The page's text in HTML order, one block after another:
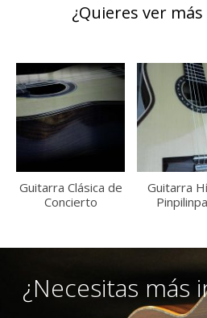
¿Quieres ver
Guitarra Clásica de
Concierto
Guitarra
¿Necesitas más